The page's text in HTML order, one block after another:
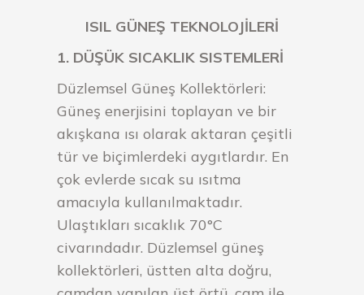
ISIL GÜNEŞ TEKNOLOJİLERİ
1. DÜŞÜK SICAKLIK SISTEMLERİ
Düzlemsel Güneş Kollektörleri:
Güneş enerjisini toplayan ve bir
akışkana ısı olarak aktaran çeşitli
tür ve biçimlerdeki aygıtlardır. En
çok evlerde sıcak su ısıtma
amacıyla kullanılmaktadır.
Ulaştıkları sıcaklık 70°C
civarındadır. Düzlemsel güneş
kollektörleri, üstten alta doğru,